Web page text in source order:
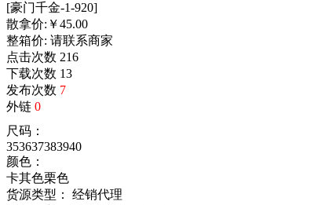
[豪门千金-1-920]
散拿价: ￥45.00
整箱价: 请联系商家
点击次数 216
下载次数 13
发布次数 7
外链 0
尺码：
353637383940
颜色：
卡其色栗色
货源类型： 经销代理